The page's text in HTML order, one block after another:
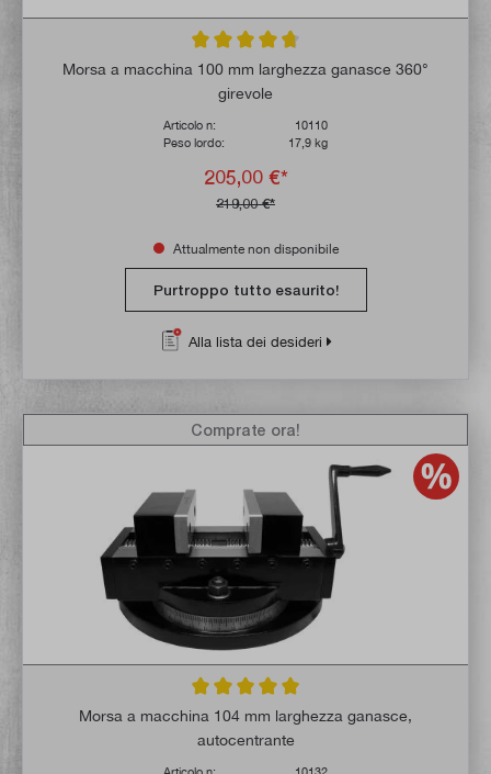
Valutazione media di 4.7 su 5 stelle
Morsa a macchina 100 mm larghezza ganasce 360°
girevole
Articolo n:
10110
Peso lordo:
17,9 kg
205,00 €*
219,00 €*
Attualmente non disponibile
Purtroppo tutto esaurito!
Alla lista dei desideri
Valutazione media di 5 su 5 stelle
Morsa a macchina 104 mm larghezza ganasce,
autocentrante
Comprate ora!